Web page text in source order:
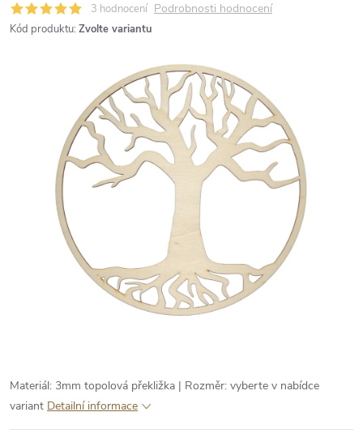
3 hodnocení Podrobnosti hodnocení
Kód produktu: Zvolte variantu
Materiál: 3mm topolová překližka | Rozměr: vyberte v nabídce
variant Detailní informace